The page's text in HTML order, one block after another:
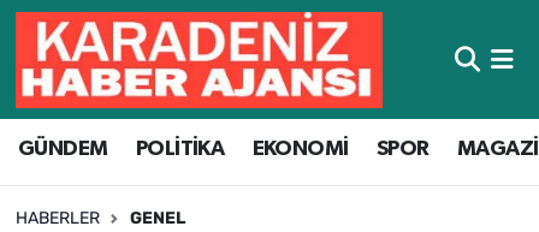
GÜNDEM POLİTİKA EKONOMİ SPOR
HABERLER GENEL
Hava Durumu
Trafik Durumu
Süper Lig Puan Durumu ve Fikstür